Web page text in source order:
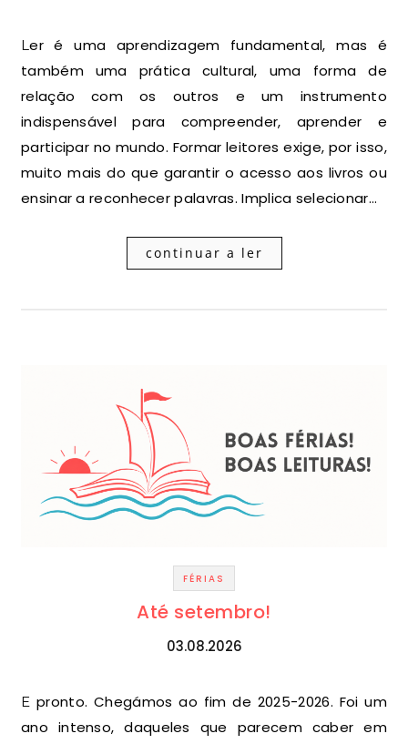
Ler é uma aprendizagem fundamental, mas é
também uma prática cultural, uma forma de
relação com os outros e um instrumento
indispensável para compreender, aprender e
participar no mundo. Formar leitores exige, por isso,
muito mais do que garantir o acesso aos livros ou
ensinar a reconhecer palavras. Implica selecionar…
continuar a ler
FÉRIAS
Até setembro!
03.08.2026
E pronto. Chegámos ao fim de 2025-2026. Foi um
ano intenso, daqueles que parecem caber em